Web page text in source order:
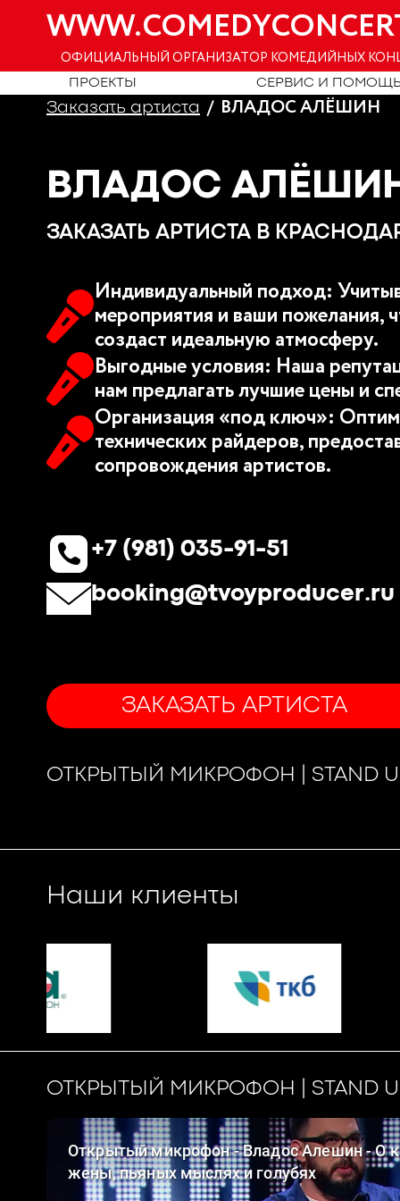
ОФИЦИАЛЬНЫЙ ОРГАНИЗАТОР КОМЕДИЙНЫХ
ПРОЕКТЫ СЕРВИС И
Заказать артиста ВЛАДОС АЛЁШИН
ВЛАДОС
ЗАКАЗАТЬ АРТИСТА В
Индивидуальный подход:
мероприятия и ваши пожелания,
создаст идеальную атмосферу.
Выгодные условия: Наша
нам предлагать лучшие цены и
Организация «под ключ»:
технических райдеров,
сопровождения артистов.
+7 (981) 035-91-51
booking@tvoyproducer.ru
ЗАКАЗАТЬ АРТИСТА
ОТКРЫТЫЙ МИКРОФОН | STAND
Наши клиенты
ОТКРЫТЫЙ МИКРОФОН | STAND